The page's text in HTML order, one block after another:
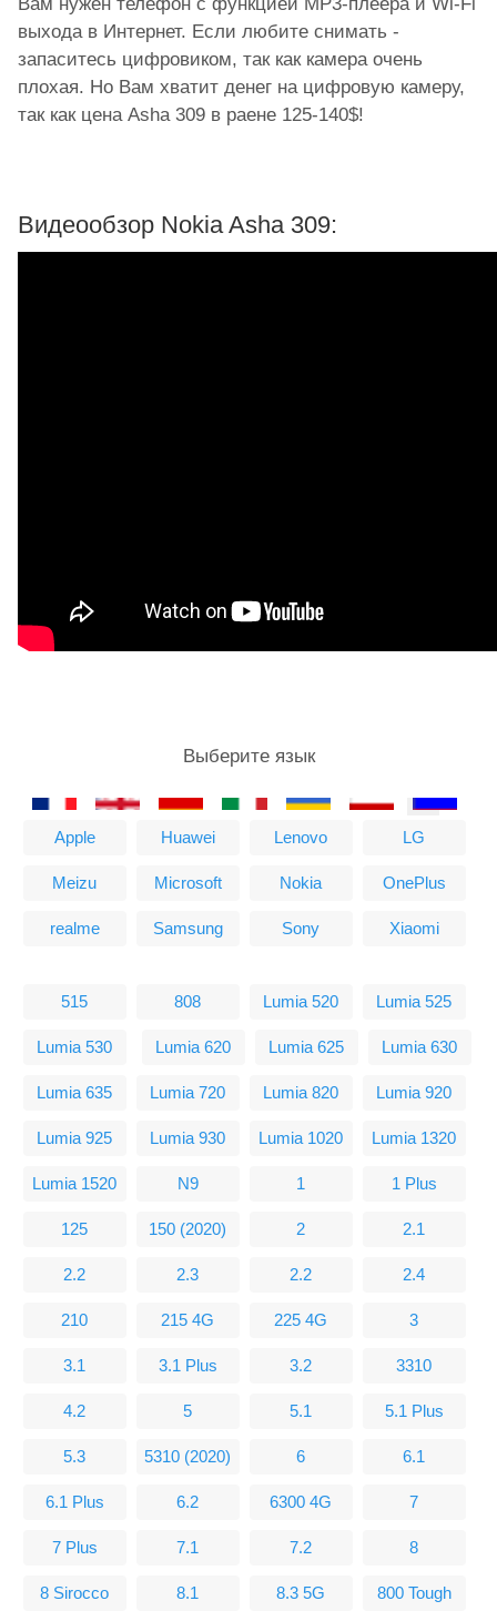
выхода в Интернет. Если любите снимать -
запаситесь цифровиком, так как камера очень
плохая. Но Вам хватит денег на цифровую камеру,
так как цена Asha 309 в раене 125-140$!
Видеообзор Nokia Asha 309:
Выберите язык
Apple Huawei Lenovo LG
Meizu Microsoft Nokia OnePlus
realme Samsung Sony Xiaomi
515 808 Lumia 520 Lumia 525
Lumia 530 Lumia 620 Lumia 625 Lumia 630
Lumia 635 Lumia 720 Lumia 820 Lumia 920
Lumia 925 Lumia 930 Lumia 1020 Lumia 1320
Lumia 1520 N9 1 1 Plus
125 150 (2020) 2 2.1
2.2 2.3 2.2 2.4
210 215 4G 225 4G 3
3.1 3.1 Plus 3.2 3310
4.2 5 5.1 5.1 Plus
5.3 5310 (2020) 6 6.1
6.1 Plus 6.2 6300 4G 7
7 Plus 7.1 7.2 8
8 Sirocco 8.1 8.3 5G 800 Tough